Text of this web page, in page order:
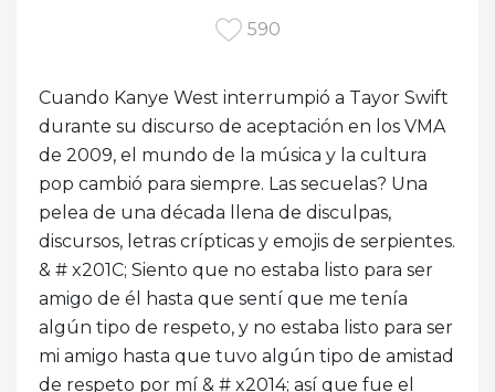
590
Cuando Kanye West interrumpió a Tayor Swift
durante su discurso de aceptación en los VMA
de 2009, el mundo de la música y la cultura
pop cambió para siempre. Las secuelas? Una
pelea de una década llena de disculpas,
discursos, letras crípticas y emojis de serpientes.
& # x201C; Siento que no estaba listo para ser
amigo de él hasta que sentí que me tenía
algún tipo de respeto, y no estaba listo para ser
mi amigo hasta que tuvo algún tipo de amistad
de respeto por mí & # x2014; así que fue el